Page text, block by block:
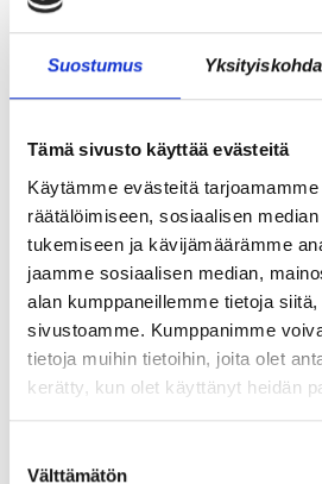
Suostumus
Tämä sivusto käyttää evästeitä
Käytämme evästeitä
räätälöimiseen, sosiaalisen
tukemiseen ja kävijämäärämme
jaamme sosiaalisen median,
alan kumppaneillemme tietoja
sivustoamme. Kumppanimme
tietoja muihin tietoihin, joita olet
kerätty, kun olet käyttänyt heidän
Välttämätön
TARJOAVATKO
KOKOUSTILOJA?